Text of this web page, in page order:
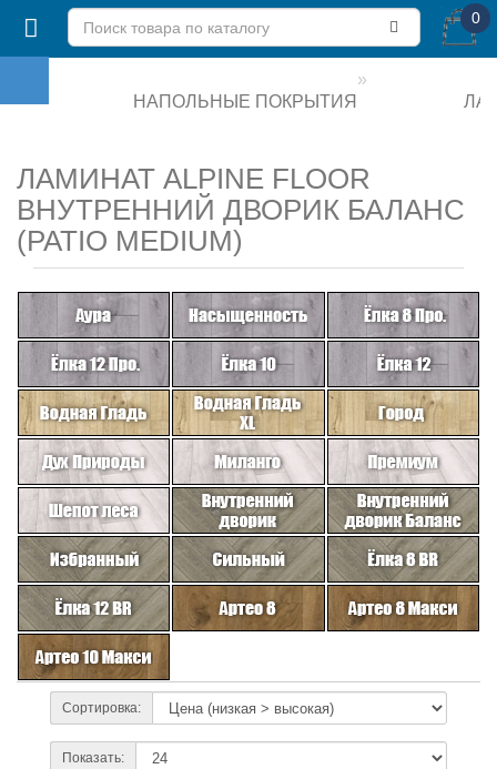
0
НАПОЛЬНЫЕ ПОКРЫТИЯ
ЛАМИНАТ ALPINE FLOOR
ВНУТРЕННИЙ ДВОРИК БАЛАНС
(PATIO MEDIUM)
Сортировка:
Показать: